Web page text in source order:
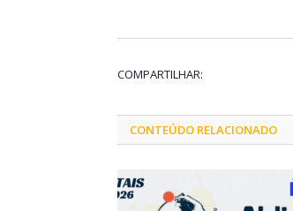
COMPARTILHAR:
CONTEÚDO RELACIONADO